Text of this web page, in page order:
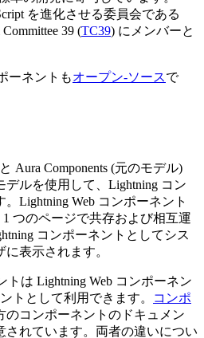
を進化させる委員会である
39 (TC39) にメンバーと
ーネントもオープン-ソースで
Aura Components (元のモデル)
ルを使用して、Lightning コン
Lightning Web コンポーネント
つのページで共存および相互運
コンポーネントとしてシス
表示されます。
トは Lightning Web コンポーネン
トとして利用できます。
コンポ
のコンポーネントのドキュメン
されています。両者の違いについ